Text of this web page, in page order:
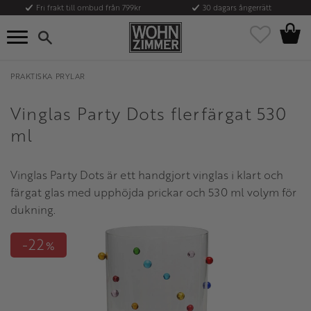
Meny
Fri frakt till ombud från 799kr 30 dagars ångerrätt
Favoriter
PRAKTISKA PRYLAR
Vinglas Party Dots flerfärgat 530
ml
Vinglas Party Dots är ett handgjort vinglas i klart och
färgat glas med upphöjda prickar och 530 ml volym för
dukning.
22%